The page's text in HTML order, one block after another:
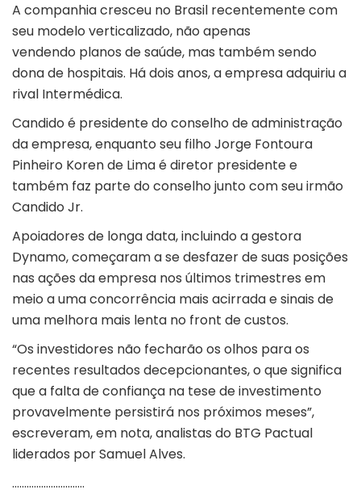
A companhia cresceu no Brasil recentemente com
seu modelo verticalizado, não apenas
vendendo planos de saúde, mas também sendo
dona de hospitais. Há dois anos, a empresa adquiriu a
rival Intermédica.
Candido é presidente do conselho de administração
da empresa, enquanto seu filho Jorge Fontoura
Pinheiro Koren de Lima é diretor presidente e
também faz parte do conselho junto com seu irmão
Candido Jr.
Apoiadores de longa data, incluindo a gestora
Dynamo, começaram a se desfazer de suas posições
nas ações da empresa nos últimos trimestres em
meio a uma concorrência mais acirrada e sinais de
uma melhora mais lenta no front de custos.
“Os investidores não fecharão os olhos para os
recentes resultados decepcionantes, o que significa
que a falta de confiança na tese de investimento
provavelmente persistirá nos próximos meses”,
escreveram, em nota, analistas do BTG Pactual
liderados por Samuel Alves.
…………………………